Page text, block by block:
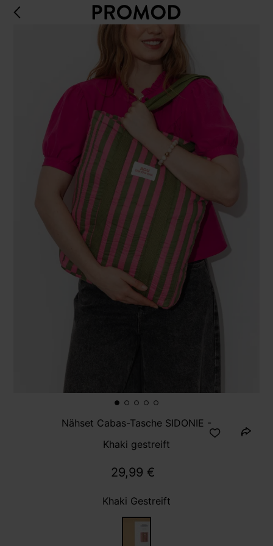
Nähset Cabas-Tasche SIDONIE -
Khaki gestreift
29,99 €
Khaki Gestreift